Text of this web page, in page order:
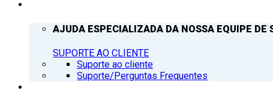
AJUDA ESPECIALIZADA DA NOSSA EQUIPE DE
SUPORTE AO CLIENTE
Suporte ao cliente
Suporte/Perguntas Frequentes